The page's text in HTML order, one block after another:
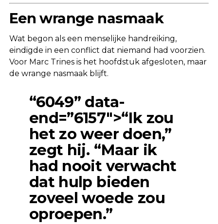
Een wrange nasmaak
Wat begon als een menselijke handreiking,
eindigde in een conflict dat niemand had voorzien.
Voor Marc Trines is het hoofdstuk afgesloten, maar
de wrange nasmaak blijft.
“6049” data-
end=”6157″>“Ik zou
het zo weer doen,”
zegt hij. “Maar ik
had nooit verwacht
dat hulp bieden
zoveel woede zou
oproepen.”